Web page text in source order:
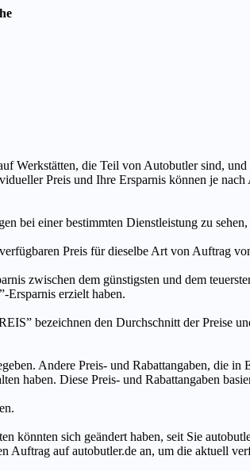
Werkstätten, die Teil von Autobutler sind,
Preis und Ihre Ersparnis können je
bei einer bestimmten Dienstleistung zu
Preis für dieselbe Art von Auftrag
zwischen dem günstigsten und dem
erzielt haben.
bezeichnen den Durchschnitt der Preise
Andere Preis- und Rabattangaben, die
haben. Diese Preis- und Rabattangaben
könnten sich geändert haben, seit Sie
auf autobutler.de an, um die aktuell